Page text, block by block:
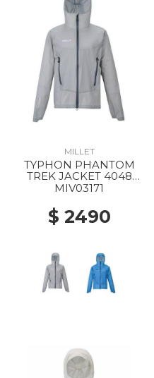
MILLET
TYPHON PHANTOM
TREK JACKET 4048
SMOKED PEARL
MIV03171
$ 2490